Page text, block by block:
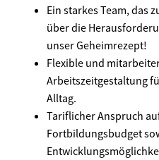
Ein starkes Team, das
über die
unser Geheimrezept!
Flexible und
Arbeitszeitgestaltung
Alltag.
Tariflicher Anspruch
Fortbildungsbudget